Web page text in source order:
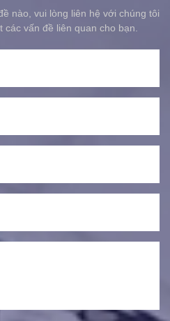
nào, vui lòng liên hệ với chúng tôi
vấn đề liên quan cho bạn.